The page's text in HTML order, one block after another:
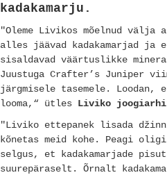
kadakamarju.
"Oleme Livikos mõelnud välja
alles jäävad kadakamarjad ja
sisaldavad väärtuslikke
Juustuga Crafter’s Juniper
järgmisele tasemele.
looma,“ ütles Liviko
"Liviko ettepanek lisada
kõnetas meid kohe. Peagi
selgus, et kadakamarjade
suurepäraselt. Õrnalt